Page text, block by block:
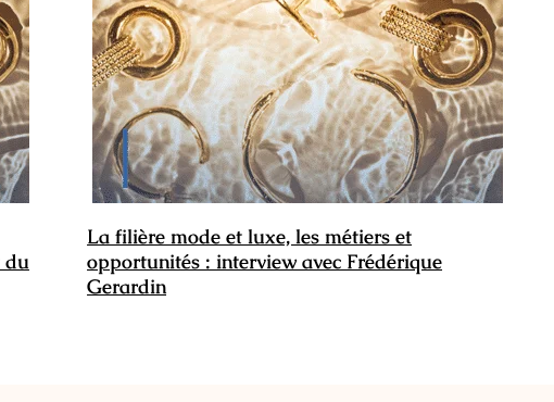
du
La filière mode et luxe, les métiers et
opportunités : interview avec Frédérique
Gerardin